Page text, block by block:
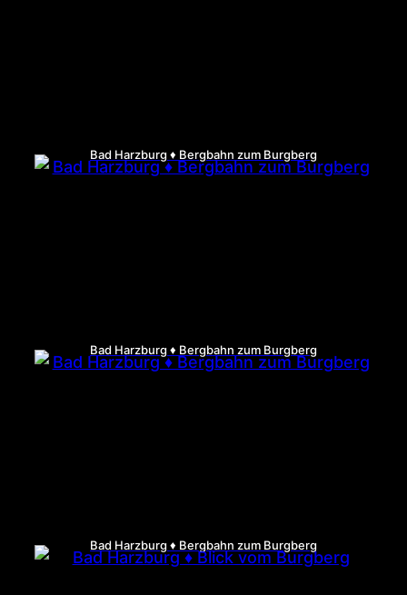
Bad Harzburg ♦ Bergbahn zum Burgberg
Bad Harzburg ♦ Bergbahn zum Burgberg
Bad Harzburg ♦ Bergbahn zum Burgberg